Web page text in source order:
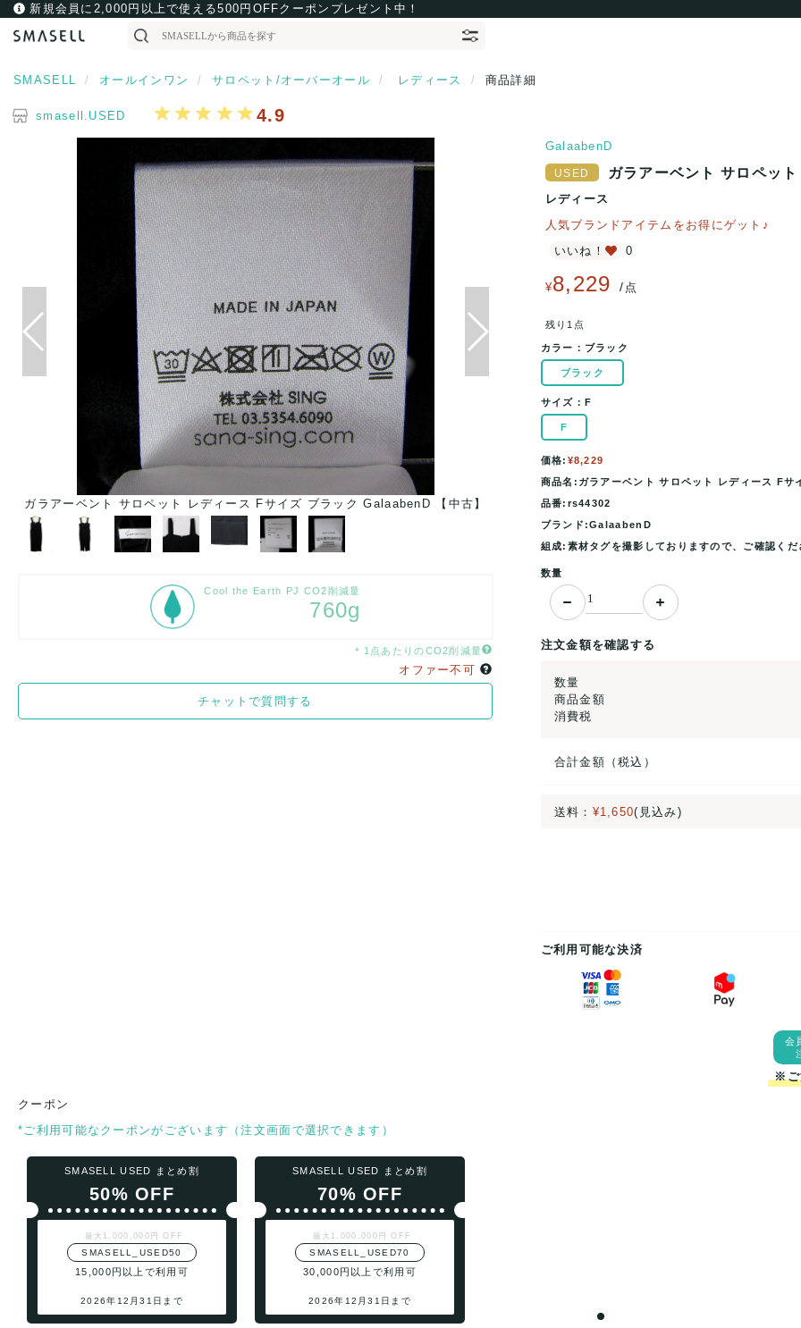
新規会員に2,000円以上で使える500円OFFクーポンプレゼント中！
SMASELL オールインワン サロペット/オーバーオール レディース 商品詳細
smasell.USED 4.9
ガラアーベント サロペット レディース Fサイズ ブラック GalaabenD 【中古】 ガラアーベント サロペット レディース Fサイズ
Cool the Earth PJ CO2削減量
760g
＊1点あたりのCO2削減量
オファー不可
チャットで質問する
GalaabenD
ガラアーベント サロペッ
レディース
人気ブランドアイテムをお得にゲット♪
いいね！
0
¥8,229 / 点
残り1点
カラー： ブラック
ブラック
サイズ： F
F
価格: ¥8,229
商品名:ガラアーベント サロペット レディース F
品番:rs44302
ブランド:GalaabenD
組成:素材タグを撮影しておりますので、ご確認くだ
数量
注文金額を確認する
数量
商品金額
消費税
合計金額（税込）
送料： ¥1,650(見込み)
ご利用可能な決済
会
※ご
クーポン
*ご利用可能なクーポンがございます（注文画面で選択できます）
SMASELL USED まとめ割
50% OFF
最大1,000,000円 OFF
SMASELL_USED50
15,000円以上で利用可
2026年12月31日まで
SMASELL USED まとめ割
70% OFF
最大1,000,000円 OFF
SMASELL_USED70
30,000円以上で利用可
2026年12月31日まで